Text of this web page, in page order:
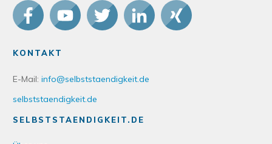
KONTAKT
E-Mail: info@selbststaendigkeit.de
selbststaendigkeit.de
SELBSTSTAENDIGKEIT.DE